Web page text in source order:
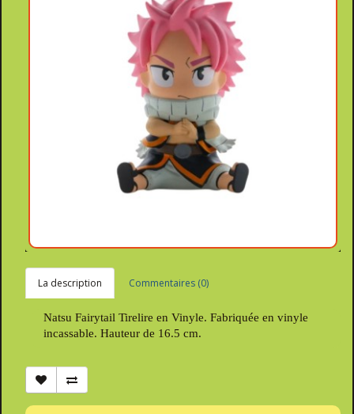
La description Commentaires (0)
Natsu Fairytail Tirelire en Vinyle. Fabriquée en vinyle
incassable. Hauteur de 16.5 cm.